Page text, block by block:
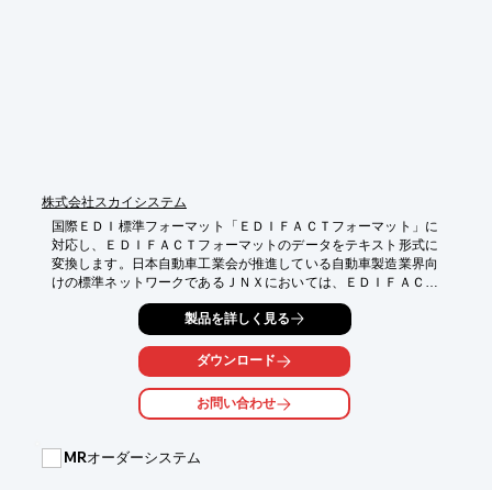
株式会社スカイシステム
国際ＥＤＩ標準フォーマット「ＥＤＩＦＡＣＴフォーマット」に
対応し、ＥＤＩＦＡＣＴフォーマットのデータをテキスト形式に
変換します。日本自動車工業会が推進している自動車製造業界向
けの標準ネットワークであるＪＮＸにおいては、ＥＤＩＦＡＣＴ
フォーマットが採用されている為、自動車部品を製造されている
お客様にご提供しております。製品を詳しく見る
ダウンロード
お問い合わせ
MRオーダーシステム